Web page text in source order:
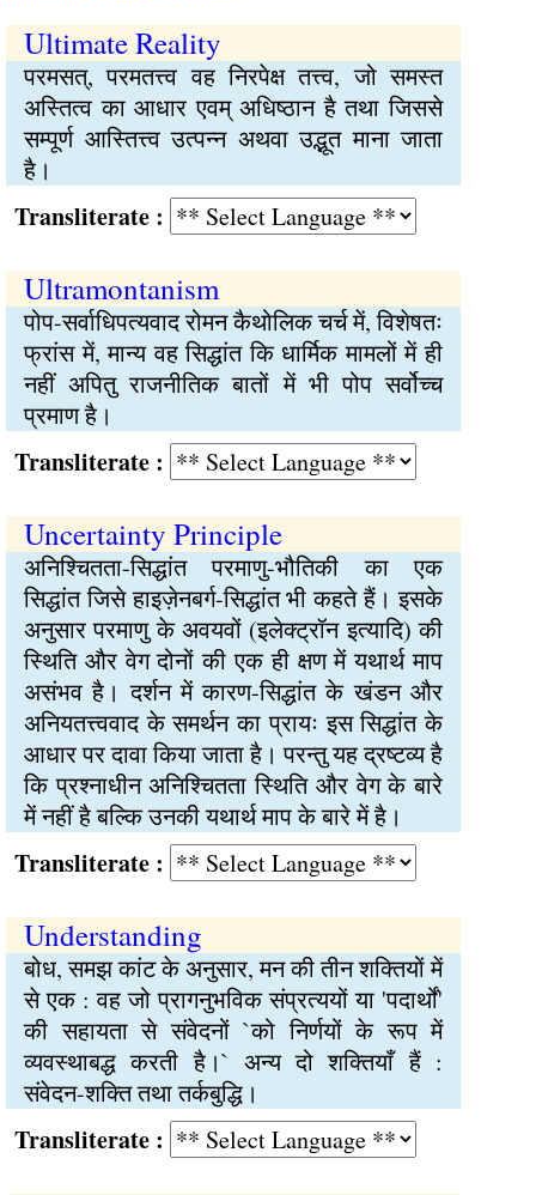
Ultimate Reality
परमसत्, परमतत्त्व वह निरपेक्ष तत्त्व, जो समस्त
अस्तित्व का आधार एवम् अधिष्ठान है तथा जिससे
सम्पूर्ण आस्तित्त्व उत्पन्न अथवा उद्भूत माना जाता
है।
:
Ultramontanism
पोप-सर्वाधिपत्यवाद रोमन कैथोलिक चर्च में, विशेषतः
फ्रांस में, मान्य वह सिद्धांत कि धार्मिक मामलों में ही
नहीं अपितु राजनीतिक बातों में भी पोप सर्वोच्च
प्रमाण है।
:
Uncertainty Principle
अनिश्चितता-सिद्धांत परमाणु-भौतिकी का एक
सिद्धांत जिसे हाइज़ेनबर्ग-सिद्धांत भी कहते हैं। इसके
अनुसार परमाणु के अवयवों (इलेक्ट्रॉन इत्यादि) की
स्थिति और वेग दोनों की एक ही क्षण में यथार्थ माप
असंभव है। दर्शन में कारण-सिद्धांत के खंडन और
अनियतत्त्ववाद के समर्थन का प्रायः इस सिद्धांत के
आधार पर दावा किया जाता है। परन्तु यह द्रष्टव्य है
कि प्रश्नाधीन अनिश्चितता स्थिति और वेग के बारे
में नहीं है बल्कि उनकी यथार्थ माप के बारे में है।
:
Understanding
बोध, समझ कांट के अनुसार, मन की तीन शक्तियों में
से एक : वह जो प्रागनुभविक संप्रत्ययों या 'पदार्थों'
की सहायता से संवेदनों `को निर्णयों के रूप में
व्यवस्थाबद्ध करती है।` अन्य दो शक्तियाँ हैं :
संवेदन-शक्ति तथा तर्कबुद्धि।
: